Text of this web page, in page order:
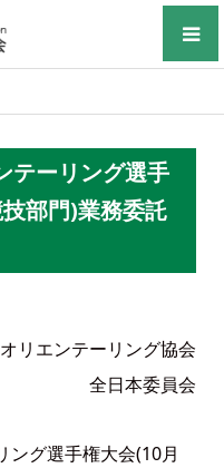
テーリング選手
部門)業務委託
リエンテーリング協会
全日本委員会
ング選手権大会(10月